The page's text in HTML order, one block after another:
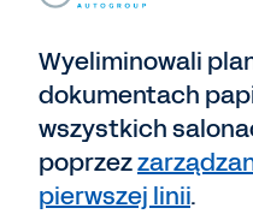
Wyeliminowali
dokumentach
wszystkich
poprzez
pierwszej linii.